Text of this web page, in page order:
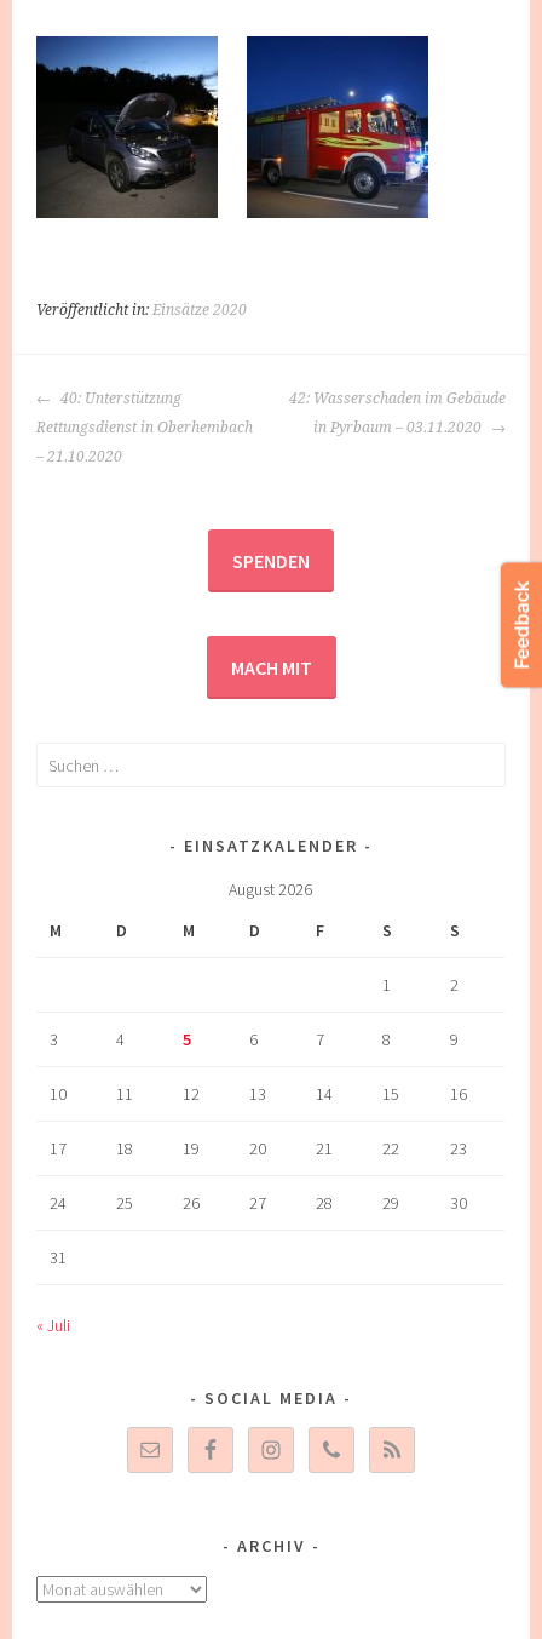
Veröffentlicht in:Einsätze 2020
BEITRAGS-
NAVIGATION
40: Unterstützung
Rettungsdienst in Oberhembach
– 21.10.2020
42: Wasserschaden im Gebäude
in Pyrbaum – 03.11.2020
SPENDEN
MACH MIT
Suchen
EINSATZKALENDER
August 2026
M
D M D F S S
1 2
3 4 5 6 7 8 9
10 11 12 13 14 15 16
17 18 19 20 21 22 23
24 25 26 27 28 29 30
31
« Juli
SOCIAL MEDIA
ARCHIV
Archiv